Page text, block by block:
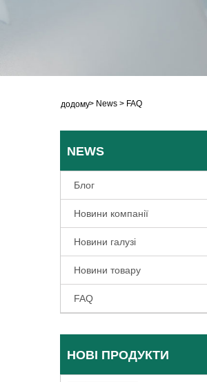
додому> News > FAQ
NEWS
Блог
Новини компанії
Новини галузі
Новини товару
FAQ
НОВІ ПРОДУКТИ